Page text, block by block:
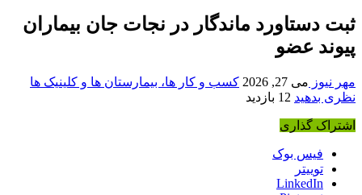
ثبت دستاورد ماندگار در نجات جان بیماران
پیوند عضو
مهر نیوز می 27, 2026
کسب و کار ها، بیمارستان ها و کلینیک ها
نظری بدهید 12 بازدید
اشتراک گذاری
فیس بوک
توییتر
LinkedIn